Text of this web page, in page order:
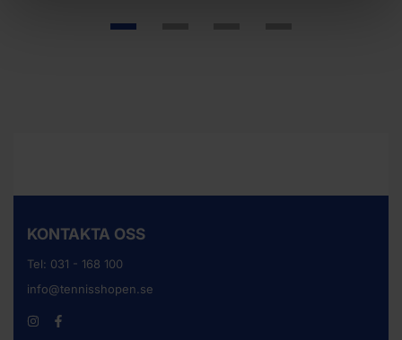
KONTAKTA OSS
Tel: 031 - 168 100
info@tennisshopen.se